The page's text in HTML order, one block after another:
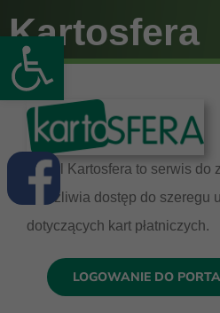
Otwórz pasek narzędzi
Kartosfera
Portal Kartosfera to serwis do
umożliwia dostęp do szeregu
dotyczących kart płatniczych.
LOGOWANIE DO